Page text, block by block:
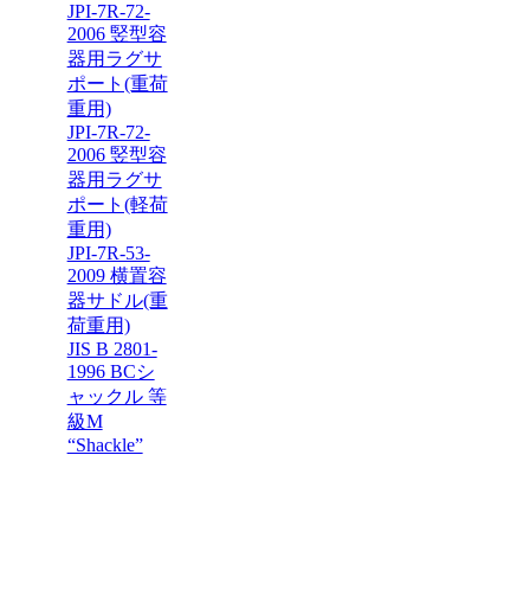
JPI-7R-72-
2006 竪型容
器用ラグサ
ポート(重荷
重用)
JPI-7R-72-
2006 竪型容
器用ラグサ
ポート(軽荷
重用)
JPI-7R-53-
2009 横置容
器サドル(重
荷重用)
JIS B 2801-
1996 BCシ
ャックル 等
級M
“Shackle”